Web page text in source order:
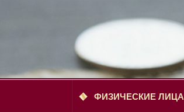
ФИЗИЧЕСКИЕ ЛИЦА